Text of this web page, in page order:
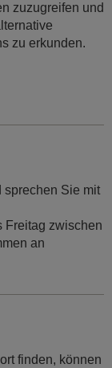
zuzugreifen und
zu erkunden.
sprechen Sie mit
Freitag zwischen
an
finden, können